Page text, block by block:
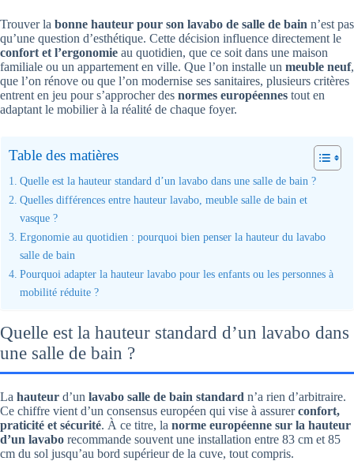
Trouver la bonne hauteur pour son lavabo de salle de bain n’est pas
qu’une question d’esthétique. Cette décision influence directement le
confort et l’ergonomie au quotidien, que ce soit dans une maison
familiale ou un appartement en ville. Que l’on installe un meuble neuf,
que l’on rénove ou que l’on modernise ses sanitaires, plusieurs critères
entrent en jeu pour s’approcher des normes européennes tout en
adaptant le mobilier à la réalité de chaque foyer.
Table des matières
Quelle est la hauteur standard d’un lavabo dans une salle de bain ?
Quelles différences entre hauteur lavabo, meuble salle de bain et
vasque ?
Ergonomie au quotidien : pourquoi bien penser la hauteur du lavabo
salle de bain
Pourquoi adapter la hauteur lavabo pour les enfants ou les personnes à
mobilité réduite ?
Quelle est la hauteur standard d’un lavabo dans
une salle de bain ?
La hauteur d’un lavabo salle de bain standard n’a rien d’arbitraire.
Ce chiffre vient d’un consensus européen qui vise à assurerconfort,
praticité et sécurité. À ce titre, la norme européenne sur la hauteur
d’un lavabo recommande souvent une installation entre 83 cm et 85
cm du sol jusqu’au bord supérieur de la cuve, tout compris.